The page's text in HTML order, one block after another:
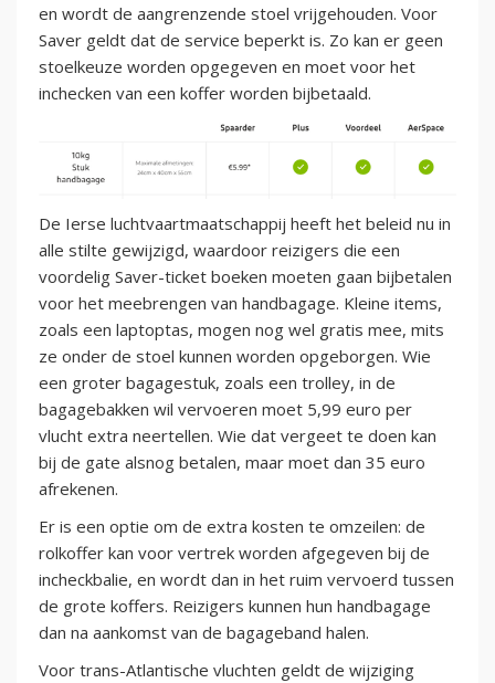
en wordt de aangrenzende stoel vrijgehouden. Voor
Saver geldt dat de service beperkt is. Zo kan er geen
stoelkeuze worden opgegeven en moet voor het
inchecken van een koffer worden bijbetaald.
De Ierse luchtvaartmaatschappij heeft het beleid nu in
alle stilte gewijzigd, waardoor reizigers die een
voordelig Saver-ticket boeken moeten gaan bijbetalen
voor het meebrengen van handbagage. Kleine items,
zoals een laptoptas, mogen nog wel gratis mee, mits
ze onder de stoel kunnen worden opgeborgen. Wie
een groter bagagestuk, zoals een trolley, in de
bagagebakken wil vervoeren moet 5,99 euro per
vlucht extra neertellen. Wie dat vergeet te doen kan
bij de gate alsnog betalen, maar moet dan 35 euro
afrekenen.
Er is een optie om de extra kosten te omzeilen: de
rolkoffer kan voor vertrek worden afgegeven bij de
incheckbalie, en wordt dan in het ruim vervoerd tussen
de grote koffers. Reizigers kunnen hun handbagage
dan na aankomst van de bagageband halen.
Voor trans-Atlantische vluchten geldt de wijziging